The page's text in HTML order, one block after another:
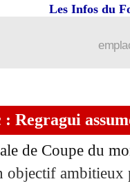
Les Infos du
Regragui
de Coupe du
objectif
après son
file en quarts
le transfert de
statut pour